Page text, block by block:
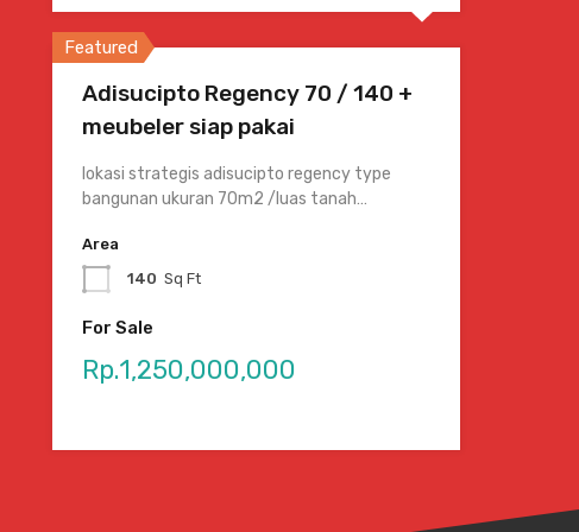
Featured
Adisucipto Regency 70 / 140 +
meubeler siap pakai
lokasi strategis adisucipto regency type
bangunan ukuran 70m2 /luas tanah…
Area
140 Sq Ft
For Sale
Rp.1,250,000,000